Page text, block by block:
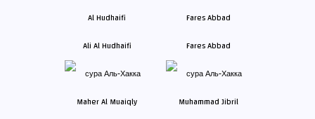
Ali Al Hudhaifi Fares Abbad